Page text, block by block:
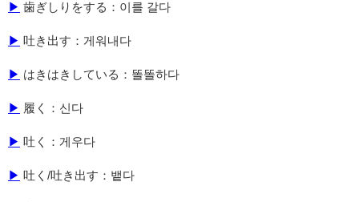
▶ 歯ぎしりをする：이를 갈다
▶ 吐き出す：게워내다
▶ はきはきしている：똘똘하다
▶ 履く：신다
▶ 吐く：게우다
▶ 吐く/吐き出す：뱉다